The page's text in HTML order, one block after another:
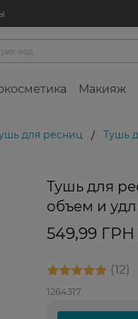
Макияж
для ресниц / Тушь
Тушь для
объем и
549,99 ГРН
12
1264317